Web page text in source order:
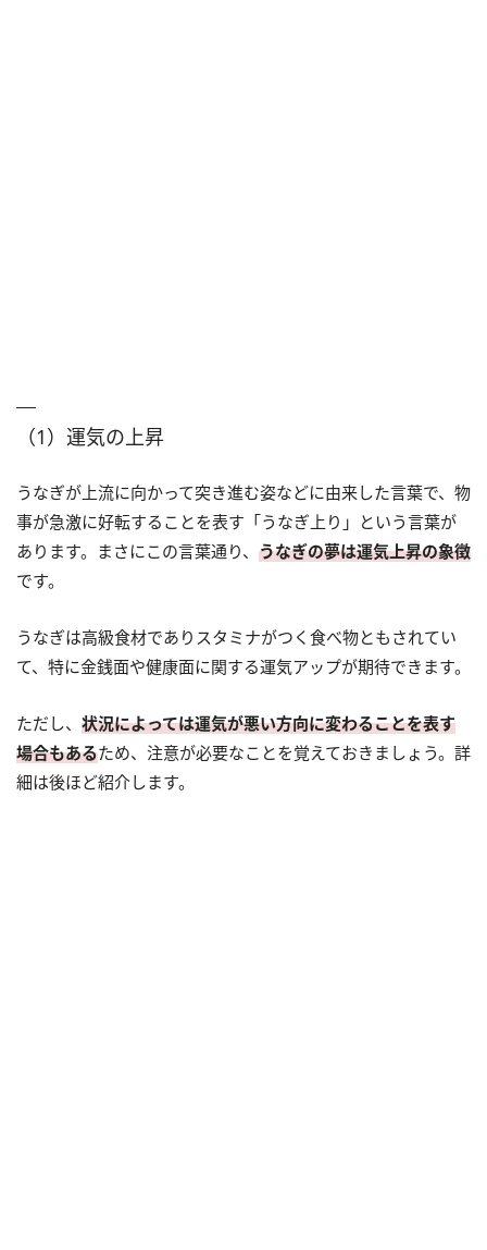
（1）運気の上昇
うなぎが上流に向かって突き進む姿などに由来した言葉で、物
事が急激に好転することを表す「うなぎ上り」という言葉が
あります。まさにこの言葉通り、 うなぎの夢は運気上昇の象徴
です。
うなぎは高級食材でありスタミナがつく食べ物ともされてい
て、特に金銭面や健康面に関する運気アップが期待できます。
ただし、 状況によっては運気が悪い方向に変わることを表す
場合もあるため、注意が必要なことを覚えておきましょう。詳
細は後ほど紹介します。